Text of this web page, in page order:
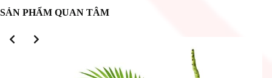
SẢN PHẨM QUAN TÂM